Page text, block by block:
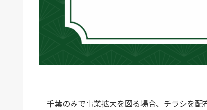
千葉のみで事業拡大を図る場合、チラシを